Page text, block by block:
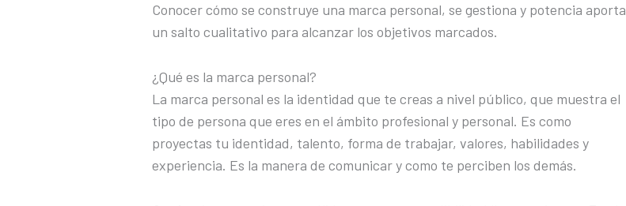
Conocer cómo se construye una marca personal, se gestiona y potencia aporta
un salto cualitativo para alcanzar los objetivos marcados.
¿Qué es la marca personal?
La marca personal es la identidad que te creas a nivel público, que muestra el
tipo de persona que eres en el ámbito profesional y personal. Es como
proyectas tu identidad, talento, forma de trabajar, valores, habilidades y
experiencia. Es la manera de comunicar y como te perciben los demás.